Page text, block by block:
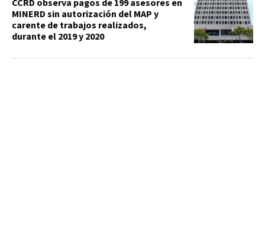
CCRD observa pagos de 199 asesores en
MINERD sin autorización del MAP y
carente de trabajos realizados,
durante el 2019 y 2020